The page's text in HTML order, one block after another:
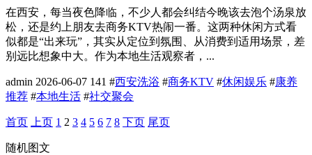
在西安，每当夜色降临，不少人都会纠结今晚该去泡个汤泉放
松，还是约上朋友去商务KTV热闹一番。这两种休闲方式看
似都是“出来玩”，其实从定位到氛围、从消费到适用场景，差
别远比想象中大。作为本地生活观察者，...
admin 2026-06-07 141 #西安洗浴 #商务KTV #休闲娱乐 #康养
推荐 #本地生活 #社交聚会
首页 上页 1 2 3 4 5 6 7 8 下页 尾页
随机图文